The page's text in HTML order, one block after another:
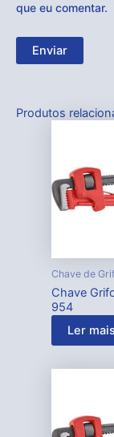
que eu comentar.
Produtos
Chave de
Chave
954
Ler mais